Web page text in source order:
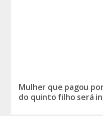
Mulher que pagou
do quinto filho será